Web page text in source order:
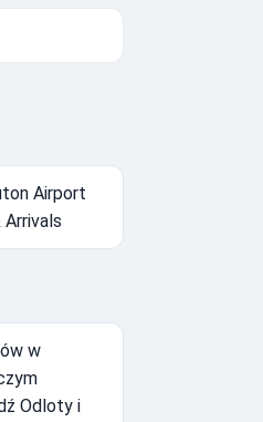
Airport
w
Odloty i